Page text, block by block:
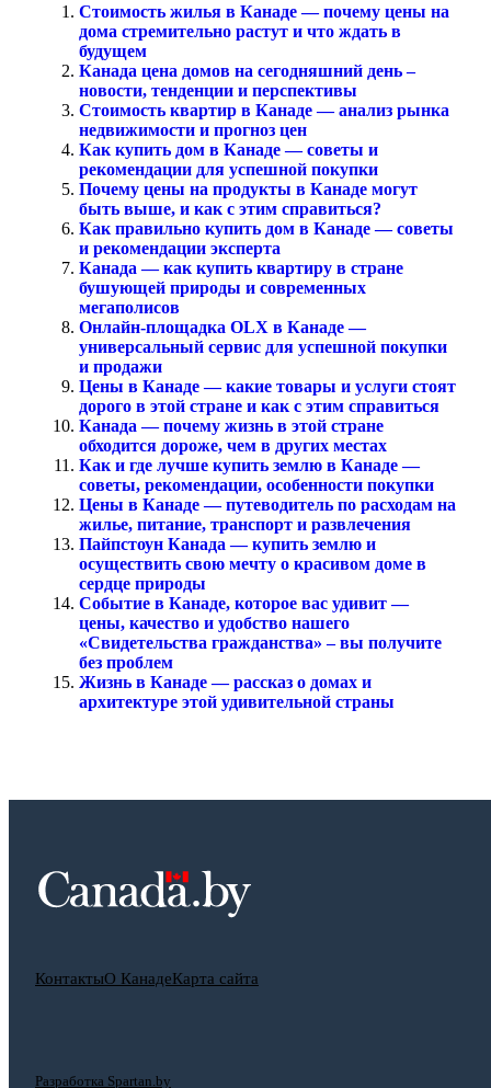
Стоимость жилья в Канаде — почему цены на
дома стремительно растут и что ждать в
будущем
Канада цена домов на сегодняшний день –
новости, тенденции и перспективы
Стоимость квартир в Канаде — анализ рынка
недвижимости и прогноз цен
Как купить дом в Канаде — советы и
рекомендации для успешной покупки
Почему цены на продукты в Канаде могут
быть выше, и как с этим справиться?
Как правильно купить дом в Канаде — советы
и рекомендации эксперта
Канада — как купить квартиру в стране
бушующей природы и современных
мегаполисов
Онлайн-площадка OLX в Канаде —
универсальный сервис для успешной покупки
и продажи
Цены в Канаде — какие товары и услуги стоят
дорого в этой стране и как с этим справиться
Канада — почему жизнь в этой стране
обходится дороже, чем в других местах
Как и где лучше купить землю в Канаде —
советы, рекомендации, особенности покупки
Цены в Канаде — путеводитель по расходам на
жилье, питание, транспорт и развлечения
Пайпстоун Канада — купить землю и
осуществить свою мечту о красивом доме в
сердце природы
Событие в Канаде, которое вас удивит —
цены, качество и удобство нашего
«Свидетельства гражданства» – вы получите
без проблем
Жизнь в Канаде — рассказ о домах и
архитектуре этой удивительной страны
КонтактыО КанадеКарта сайта
Разработка Spartan.by